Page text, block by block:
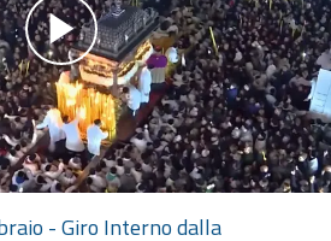
- Giro Interno dalla